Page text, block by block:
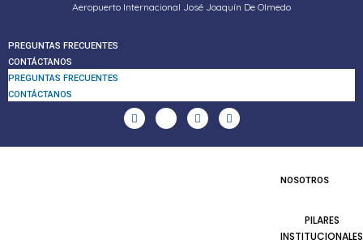
Aeropuerto Internacional José Joaquín De Olmedo
PREGUNTAS FRECUENTES
CONTÁCTANOS
PREGUNTAS FRECUENTES
CONTÁCTANOS
NOSOTROS
PILARES
INSTITUCIONALES